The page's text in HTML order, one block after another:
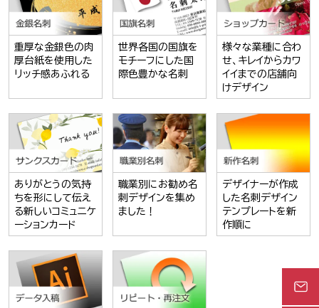
重厚な金銀色の肉
厚台紙を使用した
リッチ感あふれる
世界各国の国旗を
モチーフにした国
際色豊かな名刺
様々な業種に合わ
せ、キレイからカワ
イイまでの店舗向
けデザイン
ありがとうの気持
ちを形にして伝え
る新しいコミュニケ
ーションカード
職業別にお勧め名
刺デザインを集め
ました！
デザイナーが作成
した名刺デザイン
テンプレートを新
作順に